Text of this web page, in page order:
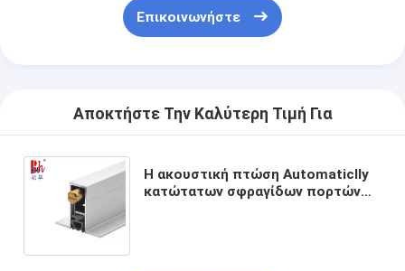
Επικοινωνήστε
Αποκτήστε Την Καλύτερη Τιμή Για
Η ακουστική πτώση Automaticlly
κατώτατων σφραγίδων πορτών